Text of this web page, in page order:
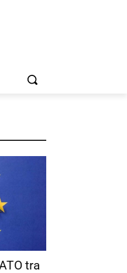
tra